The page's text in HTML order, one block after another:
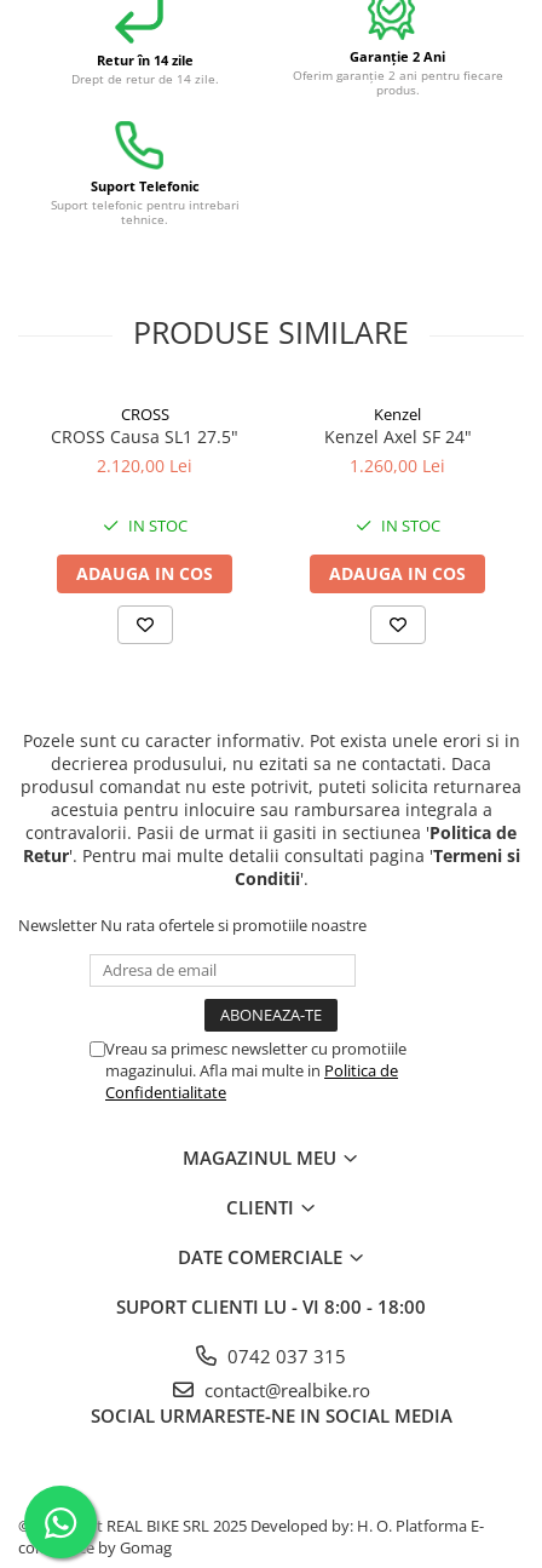
Retur în 14 zile
Drept de retur de 14 zile.
Garanție 2 Ani
Oferim garanție 2 ani pentru fiecare
produs.
Suport Telefonic
Suport telefonic pentru intrebari
tehnice.
PRODUSE SIMILARE
CROSS
CROSS Causa SL1 27.5"
2.120,00 Lei
IN STOC
ADAUGA IN COS
Kenzel
Kenzel Axel SF 24"
1.260,00 Lei
IN STOC
ADAUGA IN COS
Pozele sunt cu caracter informativ. Pot exista unele erori si in
decrierea produsului, nu ezitati sa ne contactati. Daca
produsul comandat nu este potrivit, puteti solicita returnarea
acestuia pentru inlocuire sau rambursarea integrala a
contravalorii. Pasii de urmat ii gasiti in sectiunea 'Politica de
Retur'. Pentru mai multe detalii consultati pagina 'Termeni si
Conditii'.
Newsletter Nu rata ofertele si promotiile noastre
Vreau sa primesc newsletter cu promotiile
magazinului. Afla mai multe in Politica de
Confidentialitate
MAGAZINUL MEU
CLIENTI
DATE COMERCIALE
SUPORT CLIENTI LU - VI 8:00 - 18:00
0742 037 315
contact@realbike.ro
SOCIAL URMARESTE-NE IN SOCIAL MEDIA
©Copyright REAL BIKE SRL 2025 Developed by: H. O. Platforma E-
commerce by Gomag